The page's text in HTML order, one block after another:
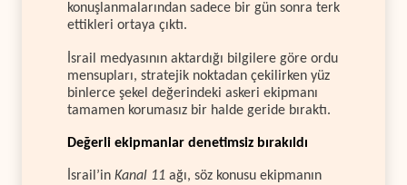
konuşlanmalarından sadece bir gün sonra terk
ettikleri ortaya çıktı.
İsrail medyasının aktardığı bilgilere göre ordu
mensupları, stratejik noktadan çekilirken yüz
binlerce şekel değerindeki askeri ekipmanı
tamamen korumasız bir halde geride bıraktı.
Değerli ekipmanlar denetimsiz bırakıldı
İsrail’in Kanal 11 ağı, söz konusu ekipmanın